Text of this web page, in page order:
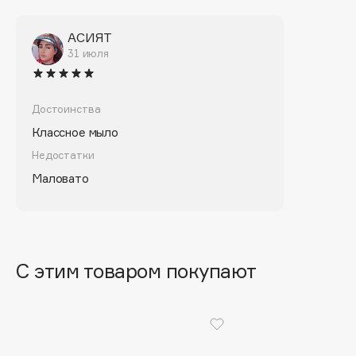
Blanx
Blistex
Boadicea The Victorious
Bobbi Brown
BOOMSHOP
BORK
BY WISHTREND
АСИЯТ
31 июля
Достоинства
Классное мыло
Недостатки
Маловато
С этим товаром покупают